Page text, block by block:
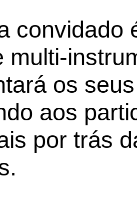
convidado
multi-
os
aos
por trás